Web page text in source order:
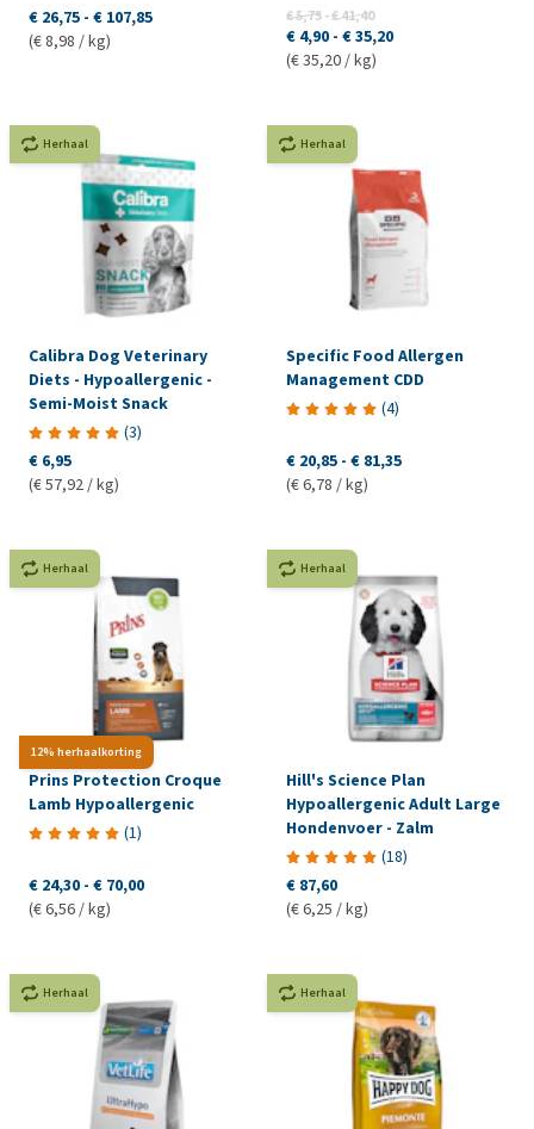
€ 26,75 - € 107,85
(€ 8,98 / kg)
€ 5,75-€ 41,40
€ 4,90 - € 35,20
(€ 35,20 / kg)
Herhaal
Calibra Dog Veterinary
Diets - Hypoallergenic -
Semi-Moist Snack
(3)
€ 6,95
(€ 57,92 / kg)
Herhaal
Specific Food Allergen
Management CDD
(4)
€ 20,85 - € 81,35
(€ 6,78 / kg)
12% herhaalkorting
Herhaal
Prins Protection Croque
Lamb Hypoallergenic
(1)
€ 24,30 - € 70,00
(€ 6,56 / kg)
Herhaal
Hill's Science Plan
Hypoallergenic Adult Large
Hondenvoer - Zalm
(18)
€ 87,60
(€ 6,25 / kg)
Herhaal Herhaal